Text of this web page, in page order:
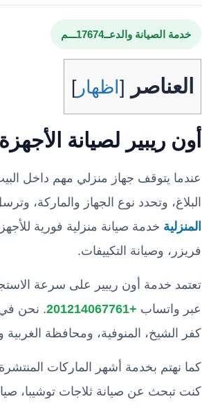
خدمة الصيانة والدعــ17674ـــم
العناصر [ اظهار ]
أون ريبير لصيانة
عندما يتوقف جهاز منزلي مهم داخل
البلاغ، وتحدد نوع الجهاز والماركة،
المنزلية خدمة صيانة منزلية فورية
فريزر، وصيانة التكييفات.
تعتمد خدمة أون ريبير على سرعة
عبر واتساب +201214067761
. نحن في
كفر الشيخ، المنوفية، ومحافظة
كما نهتم بخدمة أشهر الماركات
كنت تبحث عن صيانة ثلاجات توشيبا،